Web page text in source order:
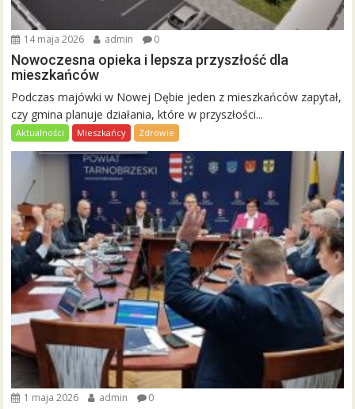
14 maja 2026 admin 0
Nowoczesna opieka i lepsza przyszłość dla
mieszkańców
Podczas majówki w Nowej Dębie jeden z mieszkańców zapytał,
czy gmina planuje działania, które w przyszłości...
Aktualności Mieszkańcy Zdrowie
1 maja 2026 admin 0